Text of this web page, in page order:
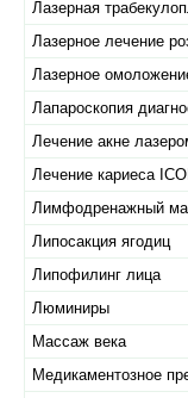
Лазерная
Лазерное лечение
Лазерное
Лапароскопия
Лечение акне
Лечение кариеса
Лимфодренажный
Липосакция ягодиц
Липофилинг лица
Люминиры
Массаж века
Медикаментозное